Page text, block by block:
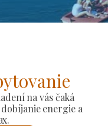
na vás čaká
energie a